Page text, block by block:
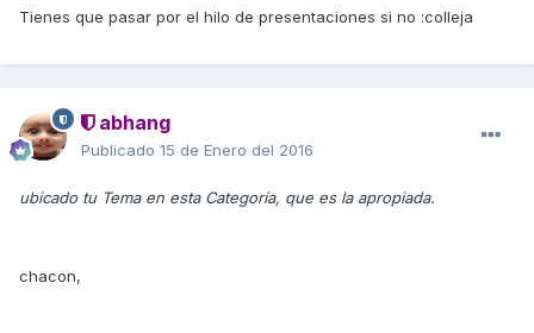
Tienes que pasar por el hilo de presentaciones si no :colleja
abhang
Publicado 15 de Enero del 2016
ubicado tu Tema en esta Categoría, que es la apropiada.
chacon,